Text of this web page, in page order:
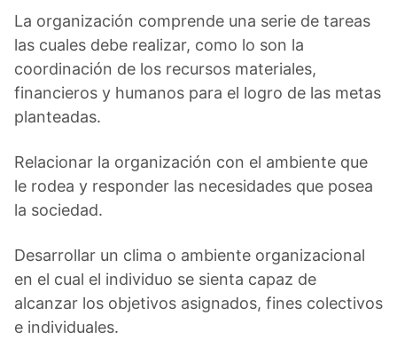
La organización comprende una serie de tareas
las cuales debe realizar, como lo son la
coordinación de los recursos materiales,
financieros y humanos para el logro de las metas
planteadas.
Relacionar la organización con el ambiente que
le rodea y responder las necesidades que posea
la sociedad.
Desarrollar un clima o ambiente organizacional
en el cual el individuo se sienta capaz de
alcanzar los objetivos asignados, fines colectivos
e individuales.